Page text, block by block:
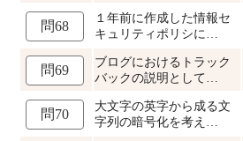
問68
１年前に作成した情報セ
キュリティポリシに…
問69
ブログにおけるトラック
バックの説明として…
問70
大文字の英字から成る文
字列の暗号化を考え…